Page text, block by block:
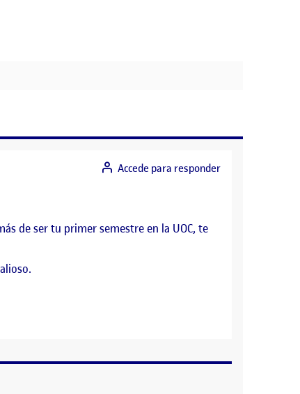
de ser tu primer semestre en la UOC, te
Accede para responder